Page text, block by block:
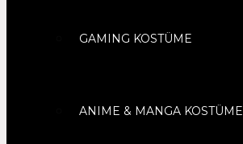
GAMING KOSTÜME
ANIME & MANGA KOSTÜME